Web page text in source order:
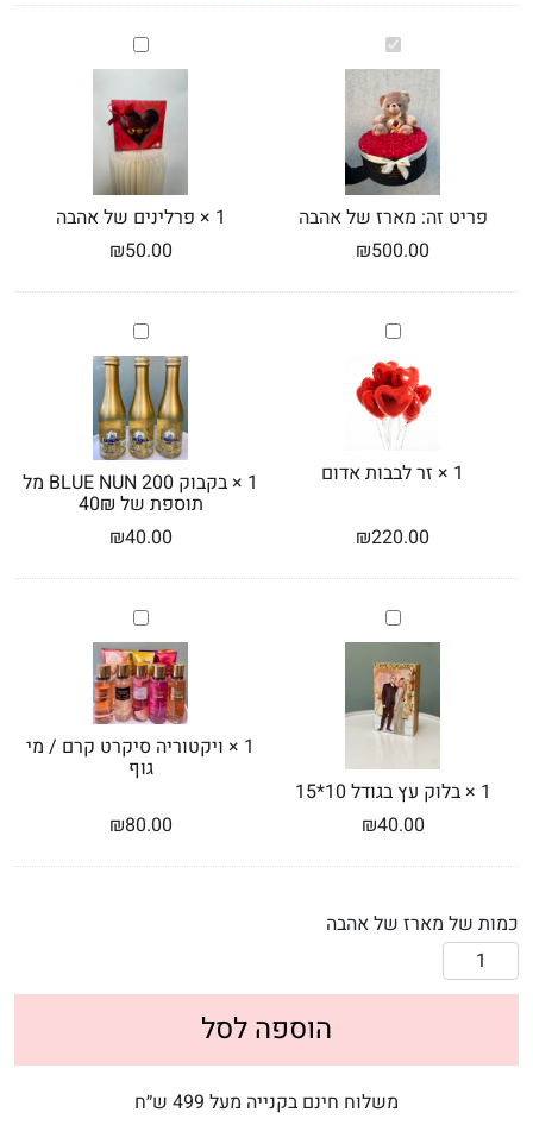
מארז
של
אהבה
פריט זה: מארז של אהבה
₪500.00
פרלינים
של
1
× פרלינים של אהבה
₪50.00
זר
לבבות
אדום
1
× זר לבבות אדום
₪220.00
בקבוק
BLUE
NUN
200
מל
תוספת
של
40₪ 1
× בקבוק BLUE NUN 200 מל
תוספת של 40₪
₪40.00
בלוק
עץ
בגודל
10*15
1
×בלוק עץ בגודל 10*15
₪40.00
ויקטוריה
סיקרט
קרם
/
מי
גוף
1
× ויקטוריה סיקרט קרם / מי
גוף
₪80.00
כמות של מארז של אהבה
הוספה לסל
משלוח חינם בקנייה מעל 499 ש״ח